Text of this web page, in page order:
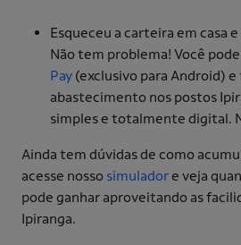
Esqueceu a carteira em casa
Não tem problema! Você pode
Pay (exclusivo para Android)
abastecimento nos postos
simples e totalmente digital.
Ainda tem dúvidas de como
acesse nosso simuladore veja
pode ganhar aproveitando as
Ipiranga.